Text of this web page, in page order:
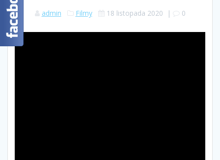
admin Filmy 18 listopada 2020 | 0